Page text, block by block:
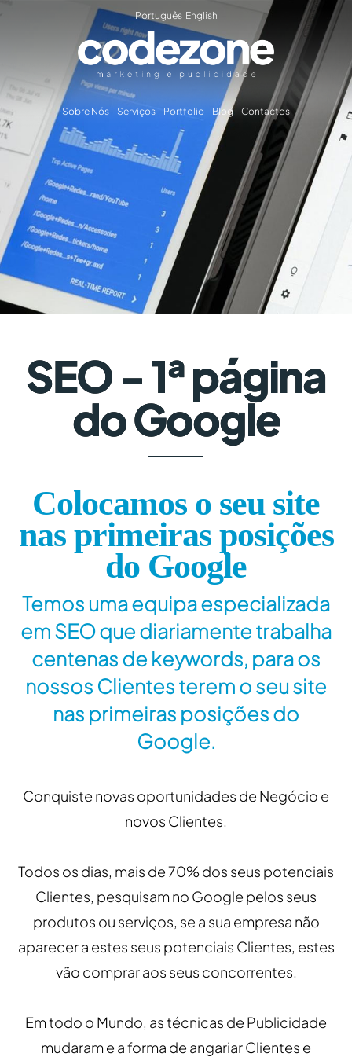
Sobre Nós Serviços Portfolio Blog Contactos
Português English
SEO - 1ª página
do Google
Colocamos o seu site
nas primeiras posições
do Google
Temos uma equipa especializada
em SEO que diariamente trabalha
centenas de keywords, para os
nossos Clientes terem o seu site
nas primeiras posições do
Google.
Conquiste novas oportunidades de Negócio e
novos Clientes.
Todos os dias, mais de 70% dos seus potenciais
Clientes, pesquisam no Google pelos seus
produtos ou serviços, se a sua empresa não
aparecer a estes seus potenciais Clientes, estes
vão comprar aos seus concorrentes.
Em todo o Mundo, as técnicas de Publicidade
mudaram e a forma de angariar Clientes e